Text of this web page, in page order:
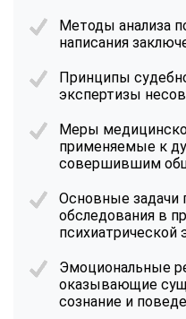
Методы анализа
написания
Принципы
экспертизы
Меры
применяемые к
совершившим
Основные задачи
обследования в
психиатрической
Эмоциональные
оказывающие
сознание и